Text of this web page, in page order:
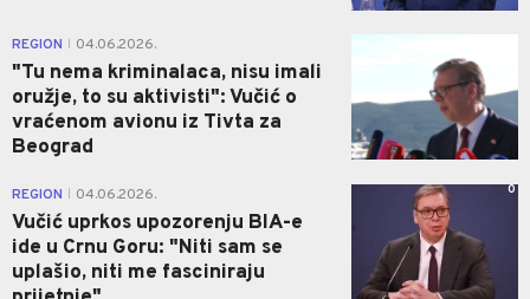
REGION 04.06.2026.
"Tu nema kriminalaca, nisu imali
oružje, to su aktivisti": Vučić o
vraćenom avionu iz Tivta za
Beograd
REGION 04.06.2026.
Vučić uprkos upozorenju BIA-e
ide u Crnu Goru: "Niti sam se
uplašio, niti me fasciniraju
0